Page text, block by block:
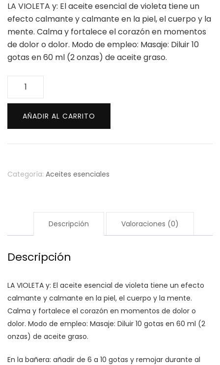
LA VIOLETA y: El aceite esencial de violeta tiene un
efecto calmante y calmante en la piel, el cuerpo y la
mente. Calma y fortalece el corazón en momentos
de dolor o dolor. Modo de empleo: Masaje: Diluir 10
gotas en 60 ml (2 onzas) de aceite graso.
Aceite
de
violeta
10
ml
AÑADIR AL CARRITO
Categoría: Aceites esenciales
Descripción Valoraciones (0)
Descripción
LA VIOLETA y: El aceite esencial de violeta tiene un efecto
calmante y calmante en la piel, el cuerpo y la mente.
Calma y fortalece el corazón en momentos de dolor o
dolor. Modo de empleo: Masaje: Diluir 10 gotas en 60 ml (2
onzas) de aceite graso.
En la bañera: añadir de 6 a 10 gotas y remojar durante al